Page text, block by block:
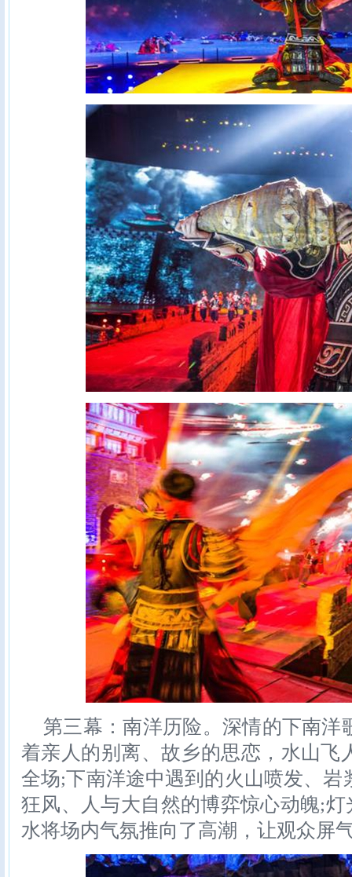
第三幕：南洋历险。深情的下南洋
着亲人的别离、故乡的思恋，水山飞
全场;下南洋途中遇到的火山喷发、
狂风、人与大自然的博弈惊心动魄;
水将场内气氛推向了高潮，让观众屏